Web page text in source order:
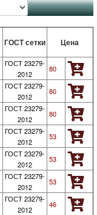
ГОСТ сетки Цена
ГОСТ 23279-
2012
80
ГОСТ 23279-
2012
80
ГОСТ 23279-
2012
80
ГОСТ 23279-
2012
53
ГОСТ 23279-
2012
53
ГОСТ 23279-
2012
53
ГОСТ 23279-
2012
46